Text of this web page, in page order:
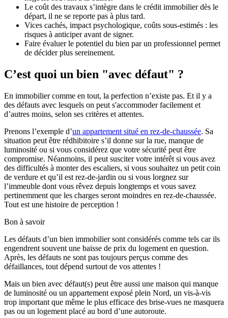
Le coût des travaux s’intègre dans le crédit immobilier dès le
départ, il ne se reporte pas à plus tard.
Vices cachés, impact psychologique, coûts sous-estimés : les
risques à anticiper avant de signer.
Faire évaluer le potentiel du bien par un professionnel permet
de décider plus sereinement.
C’est quoi un bien "avec défaut" ?
En immobilier comme en tout, la perfection n’existe pas. Et il y a
des défauts avec lesquels on peut s'accommoder facilement et
d’autres moins, selon ses critères et attentes.
Prenons l’exemple d’un appartement situé en rez-de-chaussée. Sa
situation peut être rédhibitoire s’il donne sur la rue, manque de
luminosité ou si vous considérez que votre sécurité peut être
compromise. Néanmoins, il peut susciter votre intérêt si vous avez
des difficultés à monter des escaliers, si vous souhaitez un petit coin
de verdure et qu’il est rez-de-jardin ou si vous lorgnez sur
l’immeuble dont vous rêvez depuis longtemps et vous savez
pertinemment que les charges seront moindres en rez-de-chaussée.
Tout est une histoire de perception !
Bon à savoir
Les défauts d’un bien immobilier sont considérés comme tels car ils
engendrent souvent une baisse de prix du logement en question.
Après, les défauts ne sont pas toujours perçus comme des
défaillances, tout dépend surtout de vos attentes !
Mais un bien avec défaut(s) peut être aussi une maison qui manque
de luminosité ou un appartement exposé plein Nord, un vis-à-vis
trop important que même le plus efficace des brise-vues ne masquera
pas ou un logement placé au bord d’une autoroute.